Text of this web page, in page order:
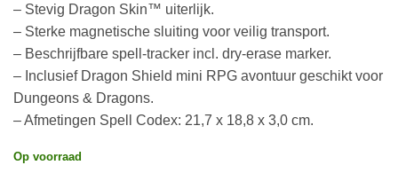
– Stevig Dragon Skin™ uiterlijk.
– Sterke magnetische sluiting voor veilig transport.
– Beschrijfbare spell-tracker incl. dry-erase marker.
– Inclusief Dragon Shield mini RPG avontuur geschikt voor
Dungeons & Dragons.
– Afmetingen Spell Codex: 21,7 x 18,8 x 3,0 cm.
Op voorraad